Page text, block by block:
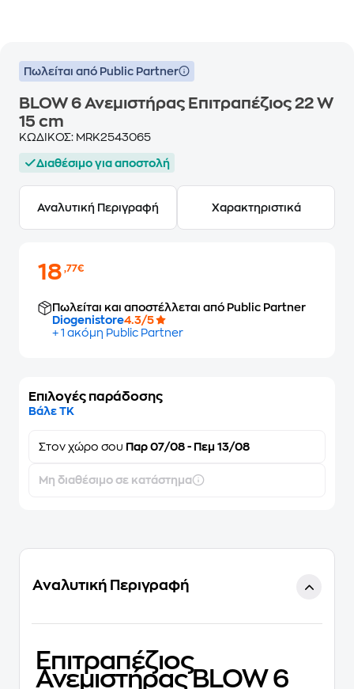
Πωλείται από Public Partner
BLOW 6 Ανεμιστήρας Επιτραπέζιος 22 W
15 cm
ΚΩΔΙΚΟΣ: MRK2543065
Διαθέσιμο για αποστολή
Αναλυτική Περιγραφή Χαρακτηριστικά
18,77€
Πωλείται και αποστέλλεται από Public Partner
Diogenistore4.3/5
+ 1 ακόμη Public Partner
Επιλογές παράδοσης
Βάλε ΤΚ
Στον χώρο σου Παρ 07/08 - Πεμ 13/08
Μη διαθέσιμο σε κατάστημα
Αναλυτική Περιγραφή
Επιτραπέζιος
Ανεμιστήρας BLOW 6